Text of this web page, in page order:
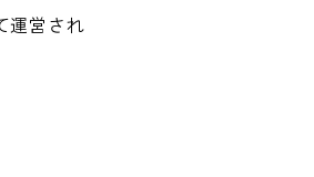
運営され